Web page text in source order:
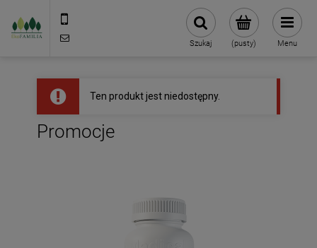
(pusty)
Szukaj Menu
Ten produkt jest niedostępny.
Promocje